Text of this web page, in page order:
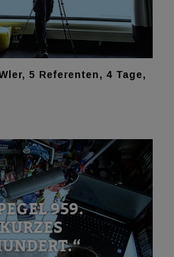
5 Referenten, 4 Tage,
959.